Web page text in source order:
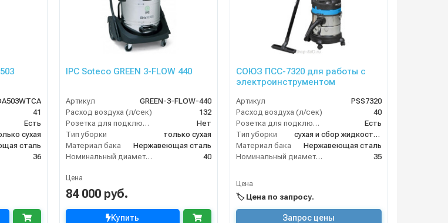
41
Есть
сухая
сталь
36
IPC Soteco GREEN 3-FLOW 440
Артикул
GREEN-3-FLOW-440
Расход воздуха (л/сек)
132
Розетка для подключения инструмента
Нет
Тип уборки
только сухая
Материал бака
Нержавеющая сталь
Номинальный диаметр принадлежностей (мм)
40
Цена
84 000 руб.
Купить
СОЮЗ ПСС-7320 для работы с
электроинструментом
Артикул
PSS7320
Расход воздуха (л/сек)
40
Розетка для подключения инструмента
Есть
Тип уборки
сухая и сбор жидкостей
Материал бака
Нержавеющая сталь
Номинальный диаметр принадлежностей (мм)
35
Цена
🏷️ Цена по запросу.
Запрос цены